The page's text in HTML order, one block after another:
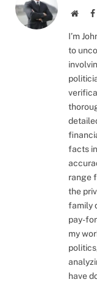
I’m
to
facts
range
the
family
pay-
my
have